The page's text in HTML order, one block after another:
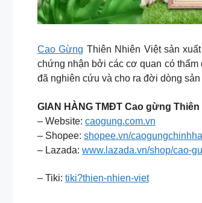
Cao Gừng Thiên Nhiên Việt sản
chứng nhận bởi các cơ quan có
đã nghiên cứu và cho ra đời dòng
GIAN HÀNG TMĐT Cao gừng Thiên
– Website: caogung.com.vn
– Shopee: shopee.vn/
– Lazada: www.lazada.vn/shop/cao-
– Tiki: tiki?thien-nhien-viet